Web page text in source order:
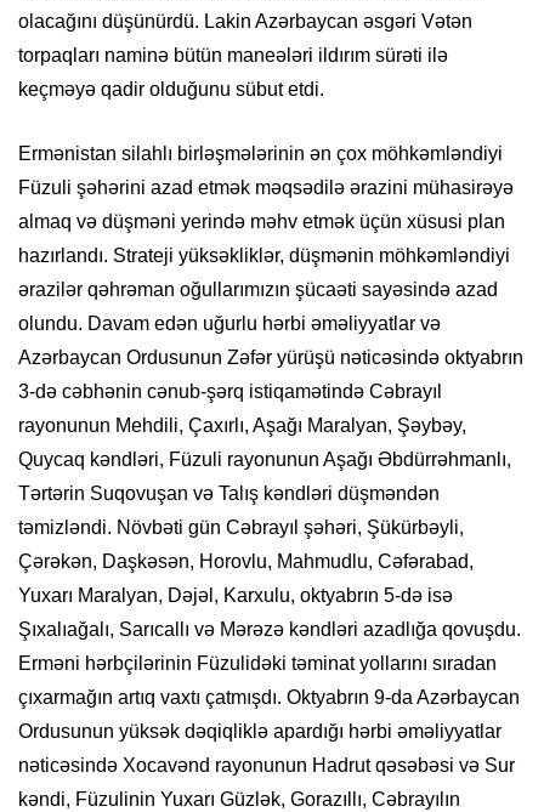
olacağını düşünürdü. Lakin Azərbaycan əsgəri Vətən
torpaqları naminə bütün maneələri ildırım sürəti ilə
keçməyə qadir olduğunu sübut etdi.
Ermənistan silahlı birləşmələrinin ən çox möhkəmləndiyi
Füzuli şəhərini azad etmək məqsədilə ərazini mühasirəyə
almaq və düşməni yerində məhv etmək üçün xüsusi plan
hazırlandı. Strateji yüksəkliklər, düşmənin möhkəmləndiyi
ərazilər qəhrəman oğullarımızın şücaəti sayəsində azad
olundu. Davam edən uğurlu hərbi əməliyyatlar və
Azərbaycan Ordusunun Zəfər yürüşü nəticəsində oktyabrın
3-də cəbhənin cənub-şərq istiqamətində Cəbrayıl
rayonunun Mehdili, Çaxırlı, Aşağı Maralyan, Şəybəy,
Quycaq kəndləri, Füzuli rayonunun Aşağı Əbdürrəhmanlı,
Tərtərin Suqovuşan və Talış kəndləri düşməndən
təmizləndi. Növbəti gün Cəbrayıl şəhəri, Şükürbəyli,
Çərəkən, Daşkəsən, Horovlu, Mahmudlu, Cəfərabad,
Yuxarı Maralyan, Dəjəl, Karxulu, oktyabrın 5-də isə
Şıxalıağalı, Sarıcallı və Mərəzə kəndləri azadlığa qovuşdu.
Erməni hərbçilərinin Füzulidəki təminat yollarını sıradan
çıxarmağın artıq vaxtı çatmışdı. Oktyabrın 9-da Azərbaycan
Ordusunun yüksək dəqiqliklə apardığı hərbi əməliyyatlar
nəticəsində Xocavənd rayonunun Hadrut qəsəbəsi və Sur
kəndi, Füzulinin Yuxarı Güzlək, Gorazıllı, Cəbrayılın